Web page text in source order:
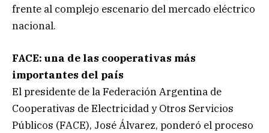
frente al complejo escenario del mercado eléctrico
nacional.
FACE: una de las cooperativas más
importantes del país
El presidente de la Federación Argentina de
Cooperativas de Electricidad y Otros Servicios
Públicos (FACE), José Álvarez, ponderó el proceso